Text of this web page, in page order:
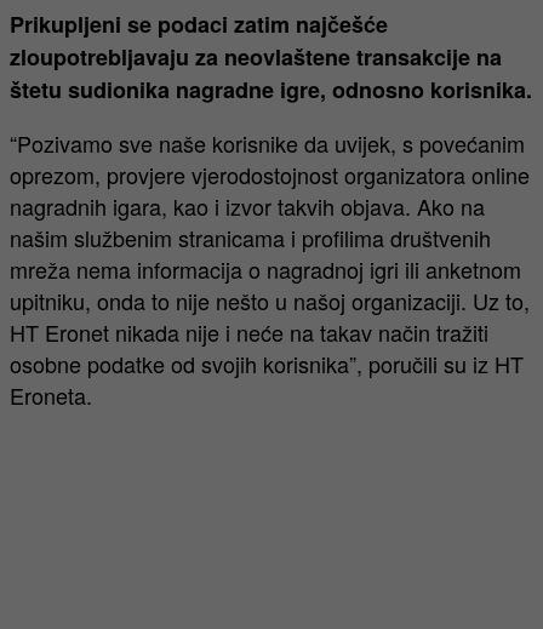
Prikupljeni se podaci zatim najčešće
zloupotrebljavaju za neovlaštene transakcije na
štetu sudionika nagradne igre, odnosno korisnika.
“Pozivamo sve naše korisnike da uvijek, s povećanim
oprezom, provjere vjerodostojnost organizatora online
nagradnih igara, kao i izvor takvih objava. Ako na
našim službenim stranicama i profilima društvenih
mreža nema informacija o nagradnoj igri ili anketnom
upitniku, onda to nije nešto u našoj organizaciji. Uz to,
HT Eronet nikada nije i neće na takav način tražiti
osobne podatke od svojih korisnika”, poručili su iz HT
Eroneta.